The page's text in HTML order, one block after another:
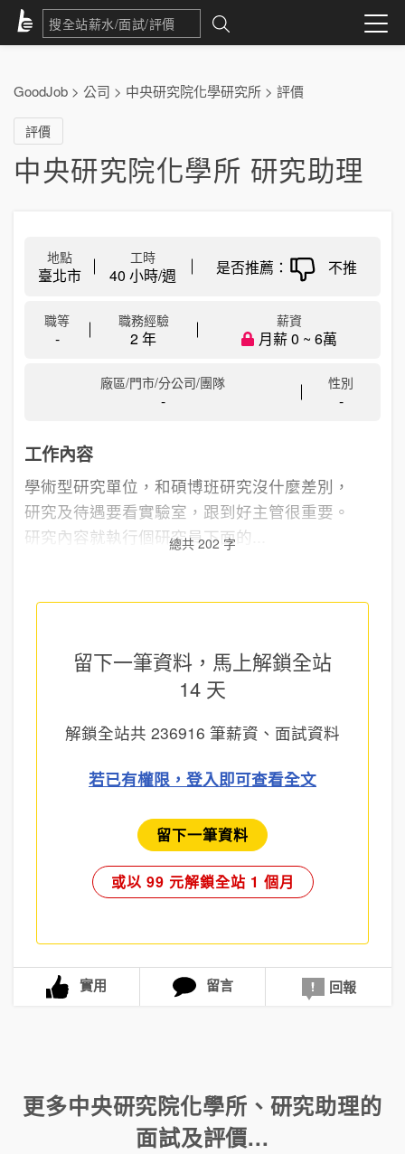
GoodJob > 公司 > 中央研究院化學研究所 > 評價
評價
中央研究院化學所 研究助理
地點
臺北市
工時
40 小時/週 是否推薦： 不推
職等
-
職務經驗
2 年
薪資
月薪 0 ~ 6萬
廠區/門市/分公司/團隊
-
性別
-
工作內容
學術型研究單位，和碩博班研究沒什麼差別，
研究及待遇要看實驗室，跟到好主管很重要。
研究內容就執行個研究員下面的...
總共 202 字
留下一筆資料，馬上解鎖全站
14 天
解鎖全站共 236916 筆薪資、面試資料
若已有權限，登入即可查看全文
留下一筆資料
或以 99 元解鎖全站 1 個月
實用 留言 回報
更多中央研究院化學所 、 研究助理的
面試及評價...